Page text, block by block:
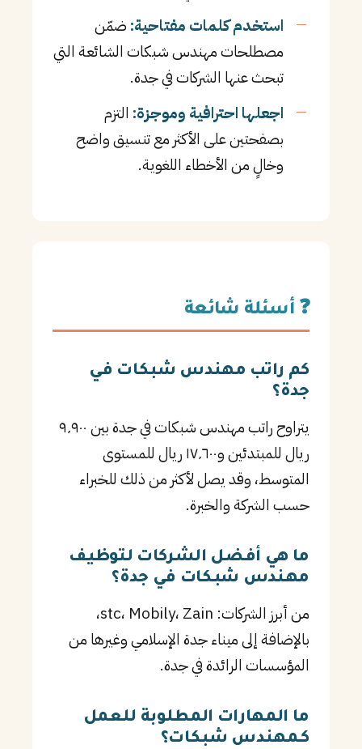
استخدم كلمات مفتاحية: ضمّن
مصطلحات مهندس شبكات الشائعة التي
تبحث عنها الشركات في جدة.
اجعلها احترافية وموجزة: التزم
بصفحتين على الأكثر مع تنسيق واضح
وخالٍ من الأخطاء اللغوية.
❓ أسئلة شائعة
كم راتب مهندس شبكات في
جدة؟
يتراوح راتب مهندس شبكات في جدة بين ٩٬٩٠٠
ريال للمبتدئين و١٧٬٦٠٠ ريال للمستوى
المتوسط، وقد يصل لأكثر من ذلك للخبراء
حسب الشركة والخبرة.
ما هي أفضل الشركات لتوظيف
مهندس شبكات في جدة؟
من أبرز الشركات: stc، Mobily، Zain،
بالإضافة إلى ميناء جدة الإسلامي وغيرها من
المؤسسات الرائدة في جدة.
ما المهارات المطلوبة للعمل
كـمهندس شبكات؟